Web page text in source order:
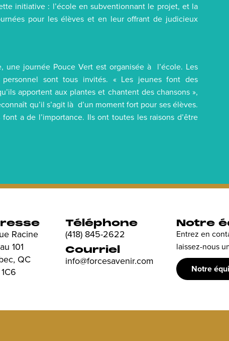
initiative : l’école en subventionnant le projet, et la
pour les élèves et en leur offrant de judicieux
une journée Pouce Vert est organisée à l’école. Les
sont tous invités. « Les jeunes font des
apportent aux plantes et chantent des chansons »,
qu’il s’agit là d’un moment fort pour ses élèves.
a de l’importance. Ils ont toutes les raisons d’être
Racine
101
QC
Téléphone
(418) 845-2622
Courriel
info@forcesavenir.com
Notre
Entrez en
laissez-nous
Notre